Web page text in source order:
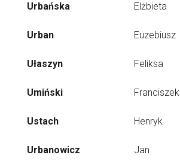
Urbańska Elżbieta
Urban Euzebiusz
Ułaszyn Feliksa
Umiński Franciszek
Ustach Henryk
Urbanowicz Jan